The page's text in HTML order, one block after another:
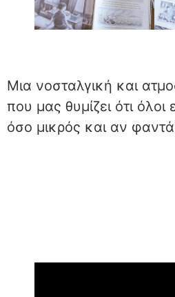
Μια νοσταλγική και
που μας θυμίζει ότι όλοι
όσο μικρός και αν